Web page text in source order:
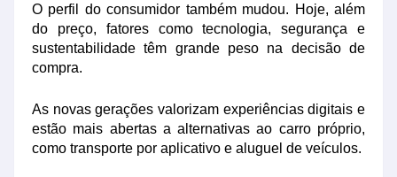
O perfil do consumidor também mudou. Hoje, além
do preço, fatores como tecnologia, segurança e
sustentabilidade têm grande peso na decisão de
compra.
As novas gerações valorizam experiências digitais e
estão mais abertas a alternativas ao carro próprio,
como transporte por aplicativo e aluguel de veículos.